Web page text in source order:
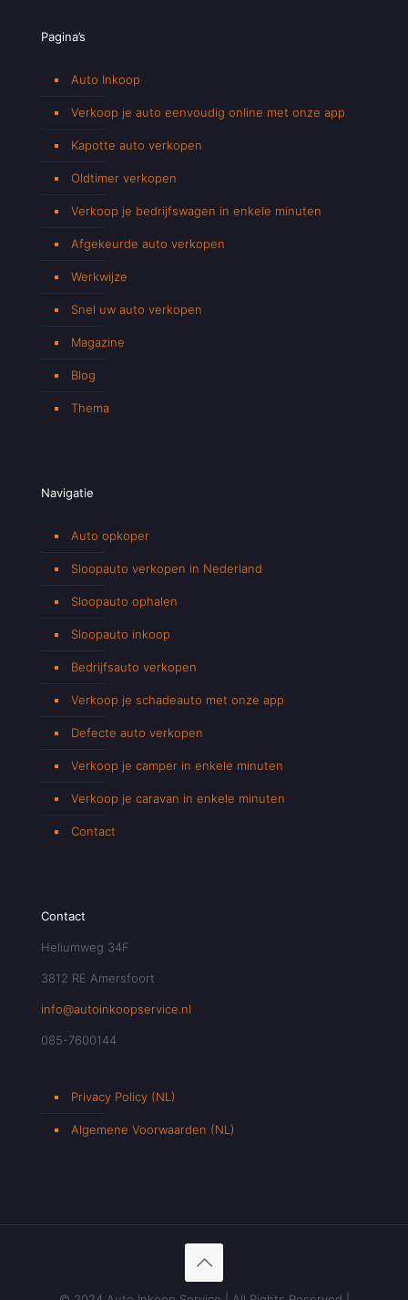
Pagina’s
Auto Inkoop
Verkoop je auto eenvoudig online met onze app
Kapotte auto verkopen
Oldtimer verkopen
Verkoop je bedrijfswagen in enkele minuten
Afgekeurde auto verkopen
Werkwijze
Snel uw auto verkopen
Magazine
Blog
Thema
Navigatie
Auto opkoper
Sloopauto verkopen in Nederland
Sloopauto ophalen
Sloopauto inkoop
Bedrijfsauto verkopen
Verkoop je schadeauto met onze app
Defecte auto verkopen
Verkoop je camper in enkele minuten
Verkoop je caravan in enkele minuten
Contact
Contact
Heliumweg 34F
3812 RE Amersfoort
info@autoinkoopservice.nl
085-7600144
Privacy Policy (NL)
Algemene Voorwaarden (NL)